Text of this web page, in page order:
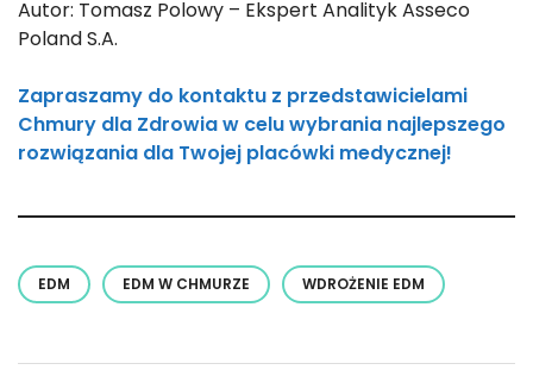
Autor: Tomasz Polowy – Ekspert Analityk Asseco
Poland S.A.
Zapraszamy do kontaktu z przedstawicielami
Chmury dla Zdrowia w celu wybrania najlepszego
rozwiązania dla Twojej placówki medycznej!
EDM EDM W CHMURZE WDROŻENIE EDM